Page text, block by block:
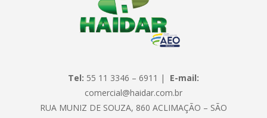
Tel: 55 11 3346 – 6911 | E-mail:
comercial@haidar.com.br
RUA MUNIZ DE SOUZA, 860 ACLIMAÇÃO – SÃO